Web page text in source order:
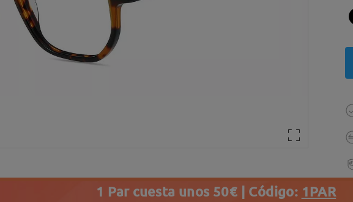
1 Par cuesta unos 50€ | Código: 1PAR